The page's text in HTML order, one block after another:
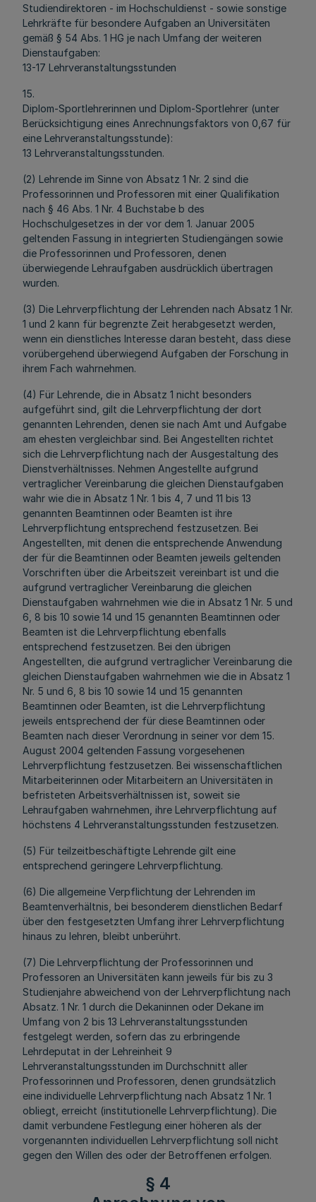
Studiendirektoren - im Hochschuldienst - sowie sonstige
Lehrkräfte für besondere Aufgaben an Universitäten
gemäß § 54 Abs. 1 HG je nach Umfang der weiteren
Dienstaufgaben:
13-17 Lehrveranstaltungsstunden
15.
Diplom-Sportlehrerinnen und Diplom-Sportlehrer (unter
Berücksichtigung eines Anrechnungsfaktors von 0,67 für
eine Lehrveranstaltungsstunde):
13 Lehrveranstaltungsstunden.
(2) Lehrende im Sinne von Absatz 1 Nr. 2 sind die
Professorinnen und Professoren mit einer Qualifikation
nach § 46 Abs. 1 Nr. 4 Buchstabe b des
Hochschulgesetzes in der vor dem 1. Januar 2005
geltenden Fassung in integrierten Studiengängen sowie
die Professorinnen und Professoren, denen
überwiegende Lehraufgaben ausdrücklich übertragen
wurden.
(3) Die Lehrverpflichtung der Lehrenden nach Absatz 1 Nr.
1 und 2 kann für begrenzte Zeit herabgesetzt werden,
wenn ein dienstliches Interesse daran besteht, dass diese
vorübergehend überwiegend Aufgaben der Forschung in
ihrem Fach wahrnehmen.
(4) Für Lehrende, die in Absatz 1 nicht besonders
aufgeführt sind, gilt die Lehrverpflichtung der dort
genannten Lehrenden, denen sie nach Amt und Aufgabe
am ehesten vergleichbar sind. Bei Angestellten richtet
sich die Lehrverpflichtung nach der Ausgestaltung des
Dienstverhältnisses. Nehmen Angestellte aufgrund
vertraglicher Vereinbarung die gleichen Dienstaufgaben
wahr wie die in Absatz 1 Nr. 1 bis 4, 7 und 11 bis 13
genannten Beamtinnen oder Beamten ist ihre
Lehrverpflichtung entsprechend festzusetzen. Bei
Angestellten, mit denen die entsprechende Anwendung
der für die Beamtinnen oder Beamten jeweils geltenden
Vorschriften über die Arbeitszeit vereinbart ist und die
aufgrund vertraglicher Vereinbarung die gleichen
Dienstaufgaben wahrnehmen wie die in Absatz 1 Nr. 5 und
6, 8 bis 10 sowie 14 und 15 genannten Beamtinnen oder
Beamten ist die Lehrverpflichtung ebenfalls
entsprechend festzusetzen. Bei den übrigen
Angestellten, die aufgrund vertraglicher Vereinbarung die
gleichen Dienstaufgaben wahrnehmen wie die in Absatz 1
Nr. 5 und 6, 8 bis 10 sowie 14 und 15 genannten
Beamtinnen oder Beamten, ist die Lehrverpflichtung
jeweils entsprechend der für diese Beamtinnen oder
Beamten nach dieser Verordnung in seiner vor dem 15.
August 2004 geltenden Fassung vorgesehenen
Lehrverpflichtung festzusetzen. Bei wissenschaftlichen
Mitarbeiterinnen oder Mitarbeitern an Universitäten in
befristeten Arbeitsverhältnissen ist, soweit sie
Lehraufgaben wahrnehmen, ihre Lehrverpflichtung auf
höchstens 4 Lehrveranstaltungsstunden festzusetzen.
(5) Für teilzeitbeschäftigte Lehrende gilt eine
entsprechend geringere Lehrverpflichtung.
(6) Die allgemeine Verpflichtung der Lehrenden im
Beamtenverhältnis, bei besonderem dienstlichen Bedarf
über den festgesetzten Umfang ihrer Lehrverpflichtung
hinaus zu lehren, bleibt unberührt.
(7) Die Lehrverpflichtung der Professorinnen und
Professoren an Universitäten kann jeweils für bis zu 3
Studienjahre abweichend von der Lehrverpflichtung nach
Absatz. 1 Nr. 1 durch die Dekaninnen oder Dekane im
Umfang von 2 bis 13 Lehrveranstaltungsstunden
festgelegt werden, sofern das zu erbringende
Lehrdeputat in der Lehreinheit 9
Lehrveranstaltungsstunden im Durchschnitt aller
Professorinnen und Professoren, denen grundsätzlich
eine individuelle Lehrverpflichtung nach Absatz 1 Nr. 1
obliegt, erreicht (institutionelle Lehrverpflichtung). Die
damit verbundene Festlegung einer höheren als der
vorgenannten individuellen Lehrverpflichtung soll nicht
gegen den Willen des oder der Betroffenen erfolgen.
§ 4